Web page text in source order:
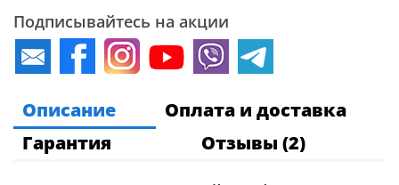
Подписывайтесь на акции
Описание
Оплата и доставка
Гарантия
Отзывы (2)